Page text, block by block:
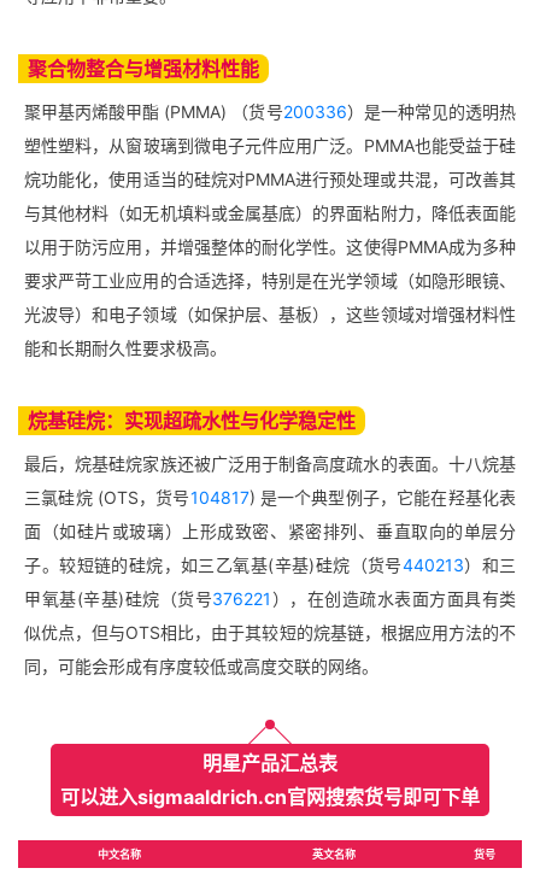
‌聚合物整合与增强材料性能
聚甲基丙烯酸甲酯 (PMMA) （货号200336）是一种常见的透明热
塑性塑料，从窗玻璃到微电子元件应用广泛。PMMA也能受益于硅
烷功能化，使用适当的硅烷对PMMA进行预处理或共混，可改善其
与其他材料（如无机填料或金属基底）的界面粘附力，降低表面能
以用于防污应用，并增强整体的耐化学性。这使得PMMA成为多种
要求严苛工业应用的合适选择，特别是在光学领域（如隐形眼镜、
光波导）和电子领域（如保护层、基板），这些领域对增强材料性
能和长期耐久性要求极高。
烷基硅烷：实现超疏水性与化学稳定性
最后，烷基硅烷家族还被广泛用于制备高度疏水的表面。十八烷基
三氯硅烷 (OTS，货号104817) 是一个典型例子，它能在羟基化表
面（如硅片或玻璃）上形成致密、紧密排列、‌垂直取向的单层分
子‌。较短链的硅烷，如三乙氧基(辛基)硅烷（货号440213）和三
甲氧基(辛基)硅烷（货号376221 ），在创造疏水表面方面具有类
似优点，但与OTS相比，由于其较短的烷基链，根据应用方法的不
同，可能会形成有序度较低或高度交联的网络。
明星产品汇总表
可以进入sigmaaldrich.cn官网搜索货号即可下单
中文名称 英文名称 货号